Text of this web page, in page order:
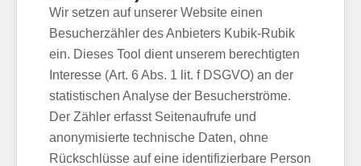
Wir setzen auf unserer Website einen
Besucherzähler des Anbieters Kubik-Rubik
ein. Dieses Tool dient unserem berechtigten
Interesse (Art. 6 Abs. 1 lit. f DSGVO) an der
statistischen Analyse der Besucherströme.
Der Zähler erfasst Seitenaufrufe und
anonymisierte technische Daten, ohne
Rückschlüsse auf eine identifizierbare Person